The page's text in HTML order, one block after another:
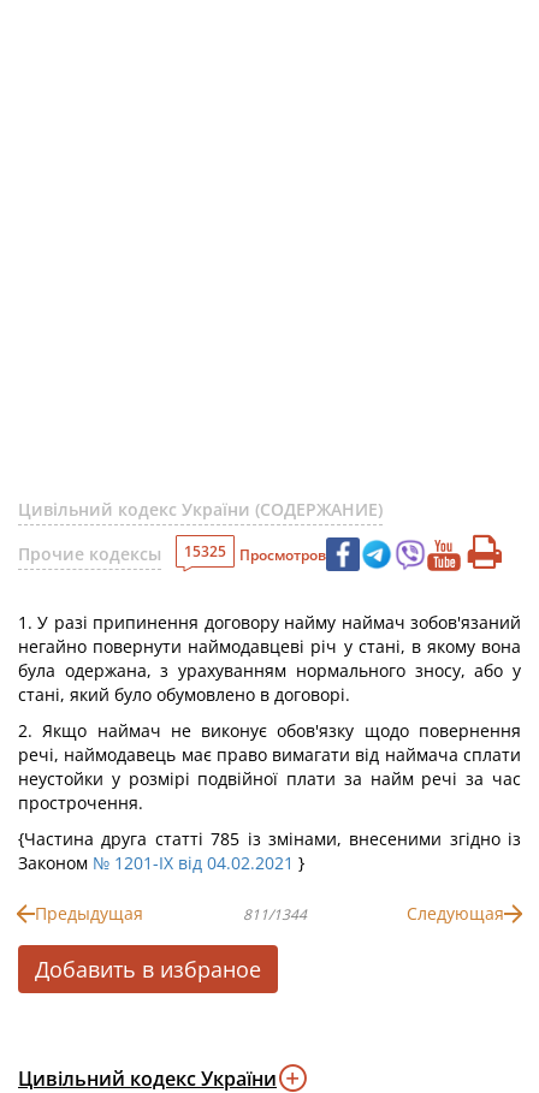
Цивільний кодекс України (СОДЕРЖАНИЕ)
Прочие кодексы
15325 Просмотров
1. У разі припинення договору найму наймач зобов'язаний
негайно повернути наймодавцеві річ у стані, в якому вона
була одержана, з урахуванням нормального зносу, або у
стані, який було обумовлено в договорі.
2. Якщо наймач не виконує обов'язку щодо повернення
речі, наймодавець має право вимагати від наймача сплати
неустойки у розмірі подвійної плати за найм речі за час
прострочення.
{Частина друга статті 785 із змінами, внесеними згідно із
Законом № 1201-IX від 04.02.2021 }
Предыдущая 811/1344 Следующая
Добавить в избраное
Цивільний кодекс України